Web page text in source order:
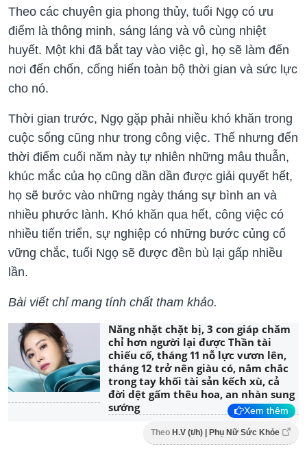
Theo các chuyên gia phong thủy, tuổi Ngọ có ưu
điểm là thông minh, sáng láng và vô cùng nhiệt
huyết. Một khi đã bắt tay vào việc gì, họ sẽ làm đến
nơi đến chốn, cống hiến toàn bộ thời gian và sức lực
cho nó.
Thời gian trước, Ngọ gặp phải nhiều khó khăn trong
cuộc sống cũng như trong công việc. Thế nhưng đến
thời điểm cuối năm này tự nhiên những mâu thuẫn,
khúc mắc của họ cũng dần dần được giải quyết hết,
họ sẽ bước vào những ngày tháng sự bình an và
nhiều phước lành. Khó khăn qua hết, công việc có
nhiều tiến triển, sự nghiệp có những bước củng cố
vững chắc, tuổi Ngọ sẽ được đền bù lại gấp nhiều
lần.
Bài viết chỉ mang tính chất tham khảo.
Năng nhặt chặt bị, 3 con giáp chăm
chỉ hơn người lại được Thần tài
chiếu cố, tháng 11 nỗ lực vươn lên,
tháng 12 trở nên giàu có, nắm chắc
trong tay khối tài sản kếch xù, cả
đời dệt gấm thêu hoa, an nhàn sung
sướng
Xem thêm
Theo H.V (t/h) | Phụ Nữ Sức Khỏe